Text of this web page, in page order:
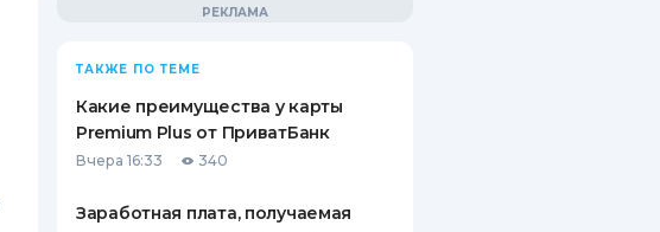
ТАКЖЕ ПО ТЕМЕ
Какие преимущества у карты
Premium Plus от ПриватБанк
Вчера 16:33 340
Заработная плата, получаемая